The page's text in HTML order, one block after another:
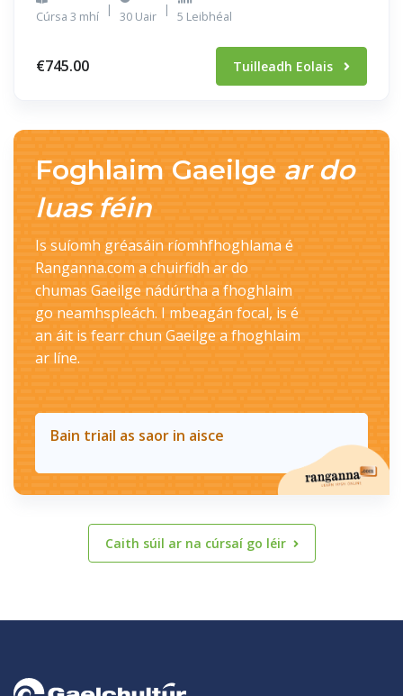
Cúrsa 3 mhí | 30 Uair | 5 Leibhéal
€745.00 Tuilleadh Eolais
Foghlaim Gaeilge ar do
luas féin
Is suíomh gréasáin ríomhfhoghlama é
Ranganna.com a chuirfidh ar do
chumas Gaeilge nádúrtha a fhoghlaim
go neamhspleách. I mbeagán focal, is é
an áit is fearr chun Gaeilge a fhoghlaim
ar líne.
Bain triail as saor in aisce
Caith súil ar na cúrsaí go léir